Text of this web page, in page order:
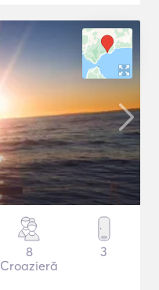
8
Croazieră
3